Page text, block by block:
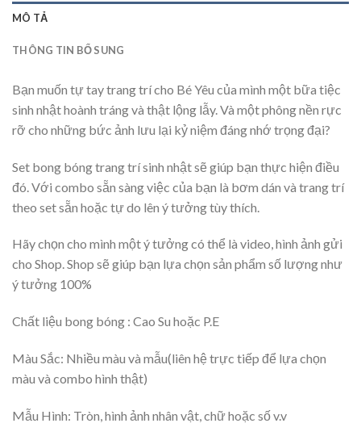
MÔ TẢ
THÔNG TIN BỔ SUNG
Bạn muốn tự tay trang trí cho Bé Yêu của mình một bữa tiệc
sinh nhật hoành tráng và thật lộng lẫy. Và một phông nền rực
rỡ cho những bức ảnh lưu lại kỷ niệm đáng nhớ trọng đại?
Set bong bóng trang trí sinh nhật sẽ giúp bạn thực hiện điều
đó. Với combo sẵn sàng việc của bạn là bơm dán và trang trí
theo set sẵn hoặc tự do lên ý tưởng tùy thích.
Hãy chọn cho mình một ý tưởng có thể là video, hình ảnh gửi
cho Shop. Shop sẽ giúp bạn lựa chọn sản phẩm số lượng như
ý tưởng 100%
Chất liệu bong bóng : Cao Su hoặc P.E
Màu Sắc: Nhiều màu và mẫu(liên hệ trực tiếp để lựa chọn
màu và combo hình thật)
Mẫu Hình: Tròn, hình ảnh nhân vật, chữ hoặc số v.v